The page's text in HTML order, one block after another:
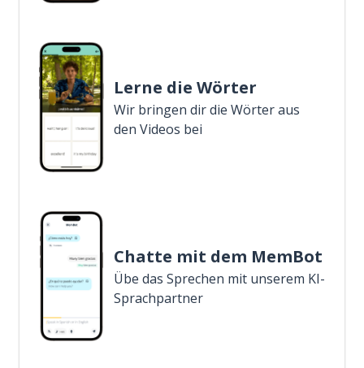
Lerne die Wörter
Wir bringen dir die Wörter aus
den Videos bei
Chatte mit dem MemBot
Übe das Sprechen mit unserem KI-
Sprachpartner